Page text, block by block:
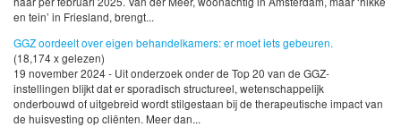
en tein’ in Friesland, brengt...
GGZ oordeelt over eigen behandelkamers: er moet iets gebeuren.
(18,174 x gelezen)
19 november 2024 - Uit onderzoek onder de Top 20 van de GGZ-
instellingen blijkt dat er sporadisch structureel, wetenschappelijk
onderbouwd of uitgebreid wordt stilgestaan bij de therapeutische impact van
de huisvesting op cliënten. Meer dan...